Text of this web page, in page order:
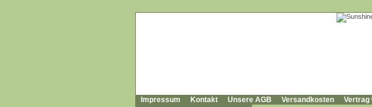
Impressum Kontakt Unsere AGB Versandkosten Vertrag